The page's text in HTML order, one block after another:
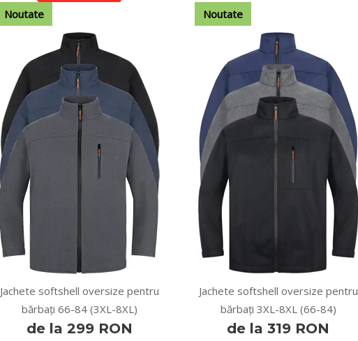
Noutate
Jachete softshell oversize pentru
bărbați 66-84 (3XL-8XL)
de la 299 RON
Noutate
Jachete softshell oversize pentru
bărbați 3XL-8XL (66-84)
de la 319 RON